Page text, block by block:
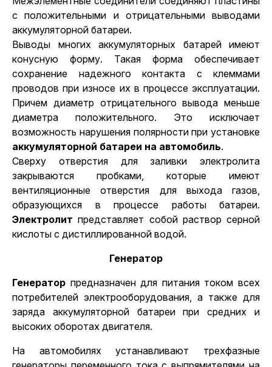
с положительными и отрицательными выводами
аккумуляторной батареи.
Выводы многих аккумуляторных батарей имеют
конусную форму. Такая форма обеспечивает
сохранение надежного контакта с клеммами
проводов при износе их в процессе эксплуатации.
Причем диаметр отрицательного вывода меньше
диаметра положительного. Это исключает
возможность нарушения полярности при установке
аккумуляторной батареи на автомобиль.
Сверху отверстия для заливки электролита
закрываются пробками, которые имеют
вентиляционные отверстия для выхода газов,
образующихся в процессе работы батареи.
Электролит представляет собой раствор серной
кислоты с дистиллированной водой.
Генератор
Генератор предназначен для питания током всех
потребителей электрооборудования, а также для
заряда аккумуляторной батареи при средних и
высоких оборотах двигателя.
На автомобилях устанавливают трехфазные